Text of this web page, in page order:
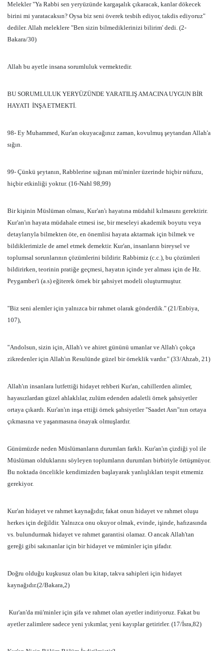
Melekler "Ya Rabbi sen yeryüzünde kargaşalık çıkaracak, kanlar dökecek
birini mi yaratacaksın? Oysa biz seni överek tesbih ediyor, takdis ediyoruz"
dediler. Allah meleklere "Ben sizin bilmediklerinizi bilirim' dedi. (2-
Bakara/30)
Allah bu ayetle insana sorumluluk vermektedir.
BU SORUMLULUK YERYÜZÜNDE YARATILIŞ AMACINA UYGUN BİR
HAYATI İNŞA ETMEKTİ.
98- Ey Muhammed, Kur'an okuyacağınız zaman, kovulmuş şeytandan Allah'a
sığın.
99- Çünkü şeytanın, Rabblerine sığınan mü'minler üzerinde hiçbir nüfuzu,
hiçbir etkinliği yoktur. (16-Nahl 98,99)
Bir kişinin Müslüman olması, Kur'an'ı hayatına müdahil kılmasını gerektirir.
Kur'an'ın hayata müdahale etmesi ise, bir meseleyi akademik boyutu veya
detaylarıyla bilmekten öte, en önemlisi hayata aktarmak için bilmek ve
bildiklerimizle de amel etmek demektir. Kur'an, insanların bireysel ve
toplumsal sorunlarının çözümlerini bildirir. Rabbimiz (c.c.), bu çözümleri
bildirirken, teorinin pratiğe geçmesi, hayatın içinde yer alması için de Hz.
Peygamber'i (a.s) eğiterek örnek bir şahsiyet modeli oluşturmuştur.
"Biz seni alemler için yalnızca bir rahmet olarak gönderdik." (21/Enbiya,
107),
"Andolsun, sizin için, Allah'ı ve ahiret gününü umanlar ve Allah'ı çokça
zikredenler için Allah'ın Resulünde güzel bir örneklik vardır." (33/Ahzab, 21)
Allah'ın insanlara lutfettiği hidayet rehberi Kur'an, cahillerden alimler,
hayasızlardan güzel ahlaklılar, zulüm edenden adaletli örnek şahsiyetler
ortaya çıkardı. Kur'an'ın inşa ettiği örnek şahsiyetler "Saadet Asrı"nın ortaya
çıkmasına ve yaşanmasına önayak olmuşlardır.
Günümüzde neden Müslümanların durumları farklı. Kur'an'ın çizdiği yol ile
Müslüman olduklarını söyleyen toplumların durumları birbiriyle örtüşmüyor.
Bu noktada öncelikle kendimizden başlayarak yanlışlıkları tespit etmemiz
gerekiyor.
Kur'an hidayet ve rahmet kaynağıdır, fakat onun hidayet ve rahmet oluşu
herkes için değildir. Yalnızca onu okuyor olmak, evinde, işinde, hafızasında
vs. bulundurmak hidayet ve rahmet garantisi olamaz. O ancak Allah'tan
gereği gibi sakınanlar için bir hidayet ve müminler için şifadır.
Doğru olduğu kuşkusuz olan bu kitap, takva sahipleri için hidayet
kaynağıdır.(2/Bakara,2)
Kur'an'da mü'minler için şifa ve rahmet olan ayetler indiriyoruz. Fakat bu
ayetler zalimlere sadece yeni yıkımlar, yeni kayıplar getirirler. (17/İsra,82)